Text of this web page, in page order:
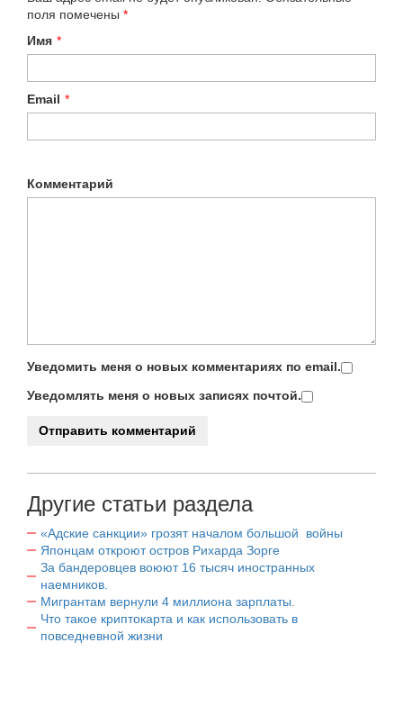
поля помечены *
Имя *
Email *
Комментарий
Уведомить меня о новых комментариях по email.
Уведомлять меня о новых записях почтой.
Другие статьи раздела
«Адские санкции» грозят началом большой войны
Японцам откроют остров Рихарда Зорге
За бандеровцев воюют 16 тысяч иностранных
наемников.
Мигрантам вернули 4 миллиона зарплаты.
Что такое криптокарта и как использовать в
повседневной жизни